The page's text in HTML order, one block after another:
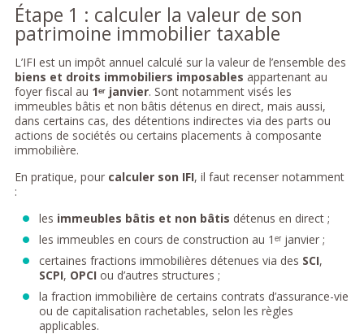
Étape 1 : calculer la valeur de son
patrimoine immobilier taxable
L’IFI est un impôt annuel calculé sur la valeur de l’ensemble des
biens et droits immobiliers imposables appartenant au
foyer fiscal au 1ᵉʳ janvier. Sont notamment visés les
immeubles bâtis et non bâtis détenus en direct, mais aussi,
dans certains cas, des détentions indirectes via des parts ou
actions de sociétés ou certains placements à composante
immobilière.
En pratique, pour calculer son IFI, il faut recenser notamment
:
les immeubles bâtis et non bâtis détenus en direct ;
les immeubles en cours de construction au 1ᵉʳ janvier ;
certaines fractions immobilières détenues via des SCI,
SCPI, OPCI ou d’autres structures ;
la fraction immobilière de certains contrats d’assurance-vie
ou de capitalisation rachetables, selon les règles
applicables.